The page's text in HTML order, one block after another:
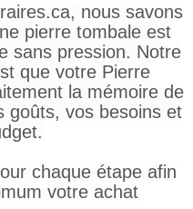
nous savons
pierre tombale est
sans pression. Notre
que votre Pierre
la mémoire de
goûts, vos besoins et
chaque étape afin
votre achat